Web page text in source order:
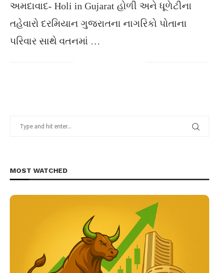
અમદાવાદ- Holi in Gujarat હોળી અને ધૂળેટીના
તહેવારો દરમિયાન ગુજરાતના નાગરિકો પોતાના
પરિવાર સાથે વતનમાં …
MOST WATCHED